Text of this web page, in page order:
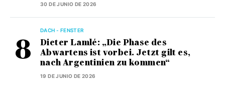
30 DE JUNIO DE 2026
DACH - FENSTER
Dieter Lamlé: „Die Phase des
Abwartens ist vorbei. Jetzt gilt es,
nach Argentinien zu kommen“
19 DE JUNIO DE 2026